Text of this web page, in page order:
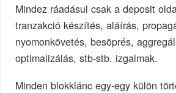
Mindez ráadásul csak a deposit
tranzakció készítés, aláírás,
nyomonkövetés, besöprés,
optimalizálás, stb-stb. izgalmak.
Minden blokklánc egy-egy külön